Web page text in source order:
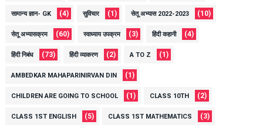
सामान्य ज्ञान- GK (4) सुविचार (1) सेतू अभ्यास 2022-2023 (10)
सेतू अभ्यासक्रम (60) स्वाध्याय उपक्रम (3) हिंदी कहानी (4)
हिंदी निबंध (73) हिंदी व्याकरण (2) A TO Z (1)
AMBEDKAR MAHAPARINIRVAN DIN (1)
CHILDREN ARE GOING TO SCHOOL (1) CLASS 10TH (2)
CLASS 1ST ENGLISH (5) CLASS 1ST MATHEMATICS (3)